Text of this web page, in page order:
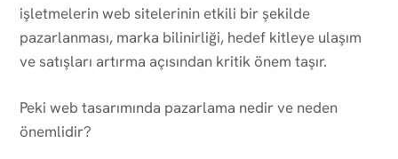
işletmelerin web sitelerinin etkili bir şekilde
pazarlanması, marka bilinirliği, hedef kitleye ulaşım
ve satışları artırma açısından kritik önem taşır.
Peki web tasarımında pazarlama nedir ve neden
önemlidir?